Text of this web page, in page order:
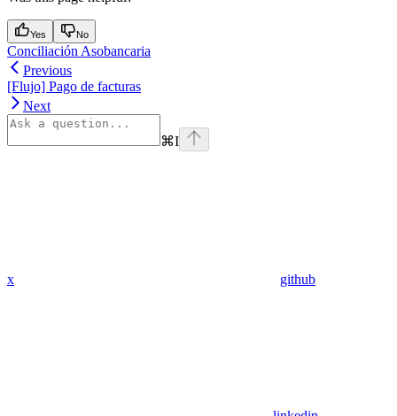
Yes No
Conciliación Asobancaria
Previous
[Flujo] Pago de facturas
Next
⌘I
x github